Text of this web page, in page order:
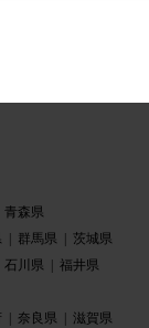
青森県
群馬県
茨城県
石川県
福井県
奈良県
滋賀県